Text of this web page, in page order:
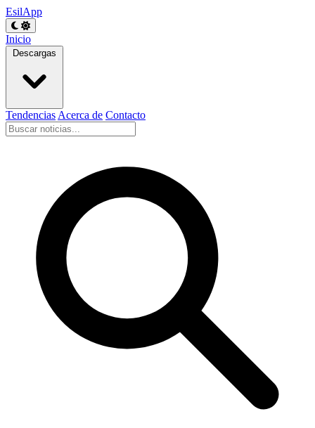
EsilApp
Inicio
Descargas
Tendencias Acerca de Contacto